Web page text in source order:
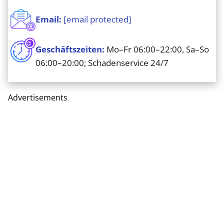
Email: [email protected]
Geschäftszeiten: Mo–Fr 06:00–22:00, Sa–So
06:00–20:00; Schadenservice 24/7
Advertisements